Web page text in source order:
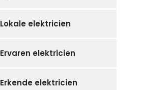
Lokale elektricien
Ervaren elektricien
Erkende elektricien